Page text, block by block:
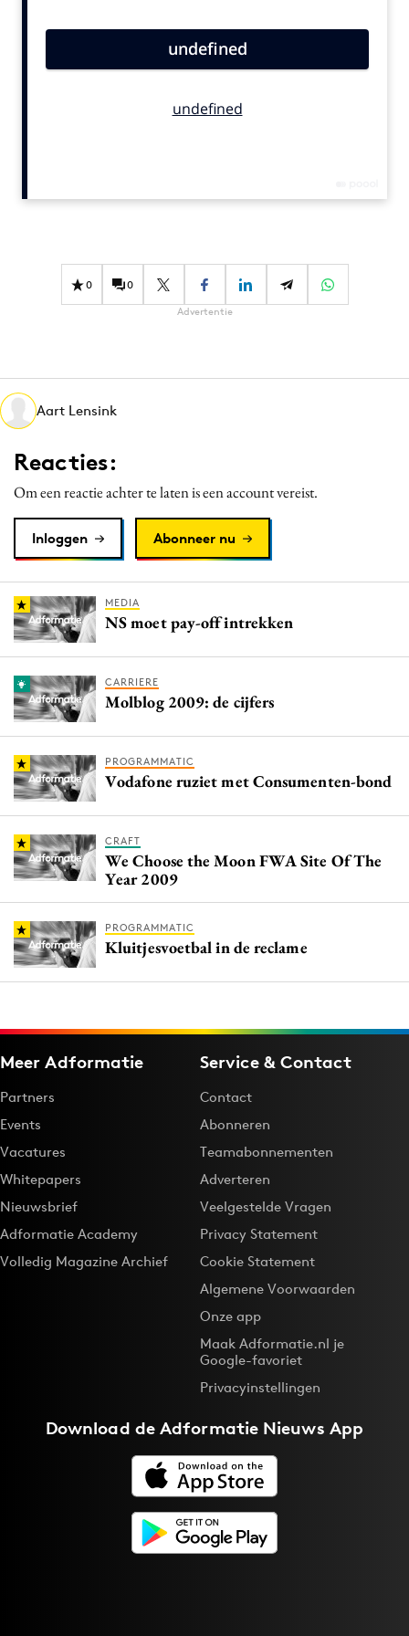
Carriere
Diversiteit
Interne communicatie
Martech
Media
Merkstrategie
PR
Purpose Marketing
Reputatie & crisis
0 0
Advertentie
Aart Lensink
Reacties:
Om een reactie achter te laten is een account vereist.
Inloggen Abonneer nu
MEDIA
NS moet pay-off intrekken
CARRIERE
Molblog 2009: de cijfers
PROGRAMMATIC
Vodafone ruziet met Consumenten-bond
CRAFT
We Choose the Moon FWA Site Of The
Year 2009
PROGRAMMATIC
Kluitjesvoetbal in de reclame
Meer Adformatie
Partners
Events
Vacatures
Whitepapers
Nieuwsbrief
Adformatie Academy
Volledig Magazine Archief
Service & Contact
Contact
Abonneren
Teamabonnementen
Adverteren
Veelgestelde Vragen
Privacy Statement
Cookie Statement
Algemene Voorwaarden
Onze app
Maak Adformatie.nl je
Google-favoriet
Privacyinstellingen
Download deAdformatie Nieuws App